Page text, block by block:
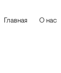
Главная О нас